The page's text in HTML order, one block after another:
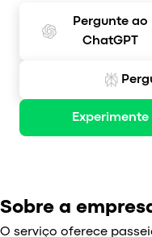
Sobre a
O serviço oferece
Pergunte ao
ChatGPT